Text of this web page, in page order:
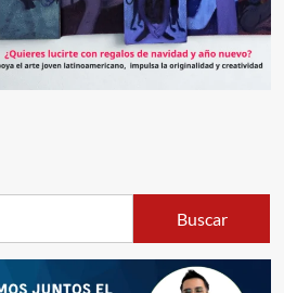
Buscar